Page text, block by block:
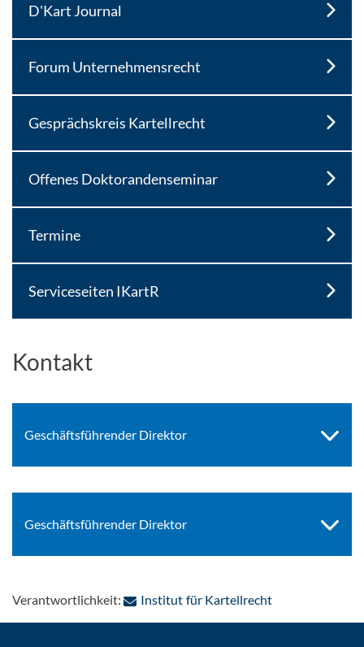
D'Kart Journal
Forum Unternehmensrecht
Gesprächskreis Kartellrecht
Offenes Doktorandenseminar
Termine
Serviceseiten IKartR
Kontakt
Geschäftsführender Direktor
Geschäftsführender Direktor
Verantwortlichkeit: Institut für Kartellrecht: Per E-Mail